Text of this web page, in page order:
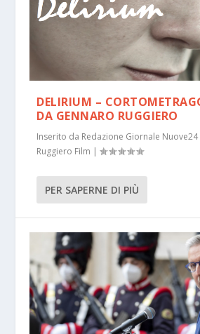
DELIRIUM –
DA GENNARO RUGGIERO
Inserito da Redazione Giornale Nuove24
Ruggiero Film |
PER SAPERNE DI PIÙ